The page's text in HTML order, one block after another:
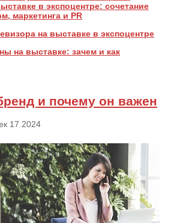
в экспоцентре: сочетание
маркетинга и PR
на выставке в экспоцентре
на выставке: зачем и как
и почему он важен
17 2024